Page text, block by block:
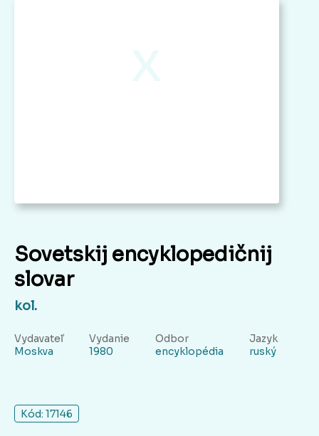
Sovetskij encyklopedičnij
slovar
kol.
Vydavateľ
Moskva
Vydanie
1980
Odbor
encyklopédia
Jazyk
ruský
Kód: 17146